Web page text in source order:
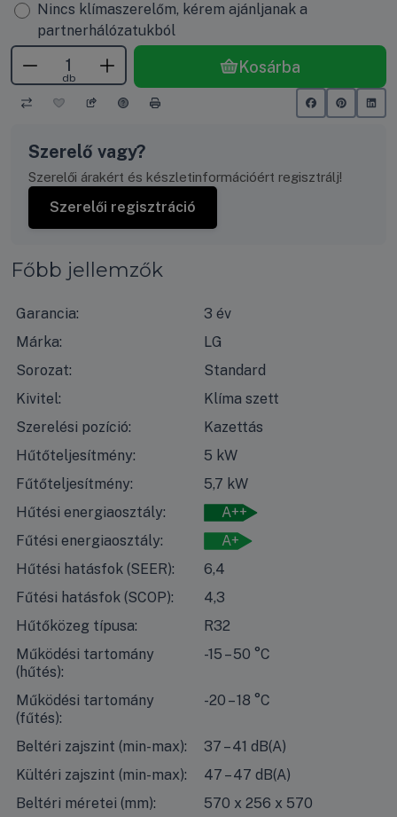
Nincs klímaszerelőm, kérem ajánljanak a
partnerhálózatukból
db
Kosárba
Szerelő vagy?
Szerelői árakért és készletinformációért regisztrálj!
Szerelői regisztráció
Főbb jellemzők
Garancia:
3 év
Márka:
LG
Sorozat:
Standard
Kivitel:
Klíma szett
Szerelési pozíció:
Kazettás
Hűtőteljesítmény:
5 kW
Fűtőteljesítmény:
5,7 kW
Hűtési energiaosztály:
A++
Fűtési energiaosztály:
A+
Hűtési hatásfok (SEER):
6,4
Fűtési hatásfok (SCOP):
4,3
Hűtőközeg típusa:
R32
Működési tartomány
(hűtés):
-15 – 50 °C
Működési tartomány
(fűtés):
-20 – 18 °C
Beltéri zajszint (min-max):
37 – 41 dB(A)
Kültéri zajszint (min-max):
47 – 47 dB(A)
Beltéri méretei (mm):
570 x 256 x 570